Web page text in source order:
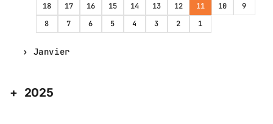
18
17 16 15 14 13 12 11 10
9
8
7 6 5 4 3 2 1
Janvier
2025